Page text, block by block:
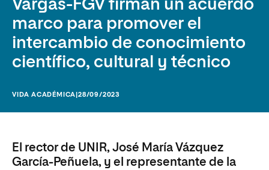
Vargas-FGV firman un acuerdo
marco para promover el
intercambio de conocimiento
científico, cultural y técnico
VIDA ACADÉMICA |28/09/2023
El rector de UNIR, José María Vázquez
García-Peñuela, y el representante de la